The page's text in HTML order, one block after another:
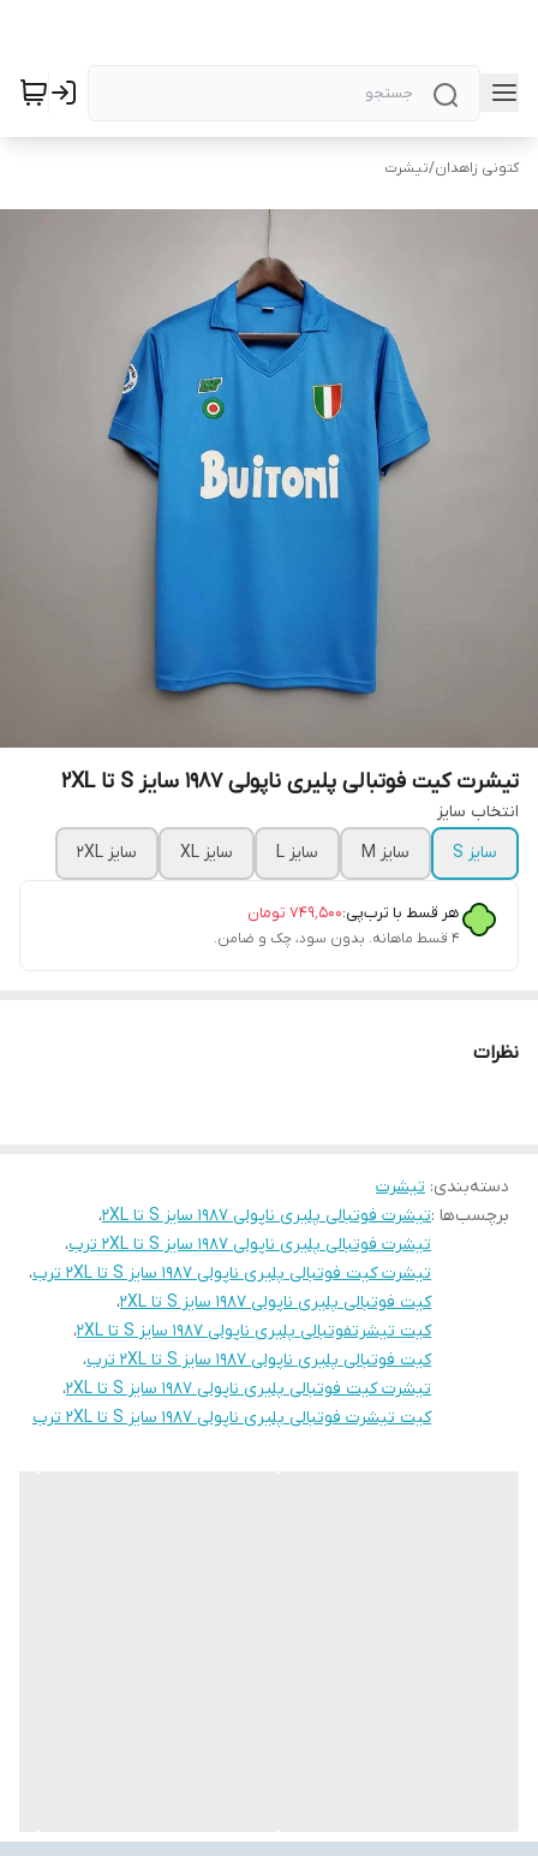
کتونی زاهدان/تیشرت
تیشرت کیت فوتبالی پلیری ناپولی 1987 سایز S تا 2XL
انتخاب سایز
سایز S
سایز M سایز L سایز XL سایز 2XL
هر قسط با ترب‌پی:۷۴۹٬۵۰۰ تومان
۴ قسط ماهانه. بدون سود، چک و ضامن.
نظرات
دسته‌بندی: تیشرت
برچسب‌ها :تیشرت فوتبالی پلیری ناپولی 1987 سایز S تا 2XL
،
تیشرت فوتبالی پلیری ناپولی 1987 سایز S تا 2XL ترب
،
تیشرت کیت فوتبالی پلیری ناپولی 1987 سایز S تا 2XL ترب
،
کیت فوتبالی پلیری ناپولی 1987 سایز S تا 2XL
،
کیت تیشرتفوتبالی پلیری ناپولی 1987 سایز S تا 2XL
،
کیت فوتبالی پلیری ناپولی 1987 سایز S تا 2XL ترب
،
تیشرت کیت فوتبالی پلیری ناپولی 1987 سایز S تا 2XL
،
کیت تیشرت فوتبالی پلیری ناپولی 1987 سایز S تا 2XL ترب